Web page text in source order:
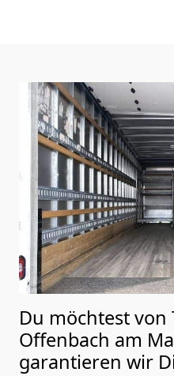
Du möchtest von
Offenbach am
garantieren wir